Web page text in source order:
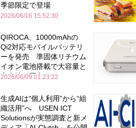
季節限定で登場
2026/06/16 15:52:30
QIROCA、10000mAhの
Qi2対応モバイルバッテリ
ーを発売 準固体リチウム
イオン電池搭載で大容量と
安全性を両立
2026/06/09 01:23:22
生成AIは“個人利用”から“組
織活用”へ USEN ICT
Solutionsが実態調査と新メ